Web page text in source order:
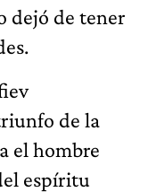
dejó de tener
de la
el hombre
espíritu